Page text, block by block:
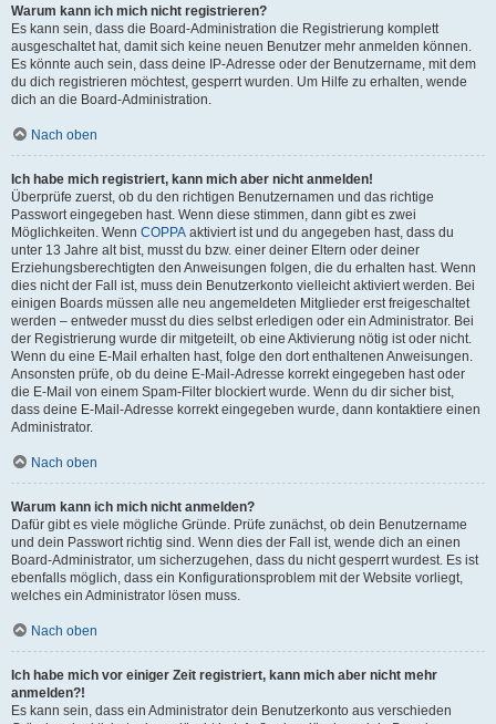
Warum kann ich mich nicht registrieren?
Es kann sein, dass die Board-Administration die Registrierung komplett
ausgeschaltet hat, damit sich keine neuen Benutzer mehr anmelden können.
Es könnte auch sein, dass deine IP-Adresse oder der Benutzername, mit dem
du dich registrieren möchtest, gesperrt wurden. Um Hilfe zu erhalten, wende
dich an die Board-Administration.
Nach oben
Ich habe mich registriert, kann mich aber nicht anmelden!
Überprüfe zuerst, ob du den richtigen Benutzernamen und das richtige
Passwort eingegeben hast. Wenn diese stimmen, dann gibt es zwei
Möglichkeiten. Wenn COPPA aktiviert ist und du angegeben hast, dass du
unter 13 Jahre alt bist, musst du bzw. einer deiner Eltern oder deiner
Erziehungsberechtigten den Anweisungen folgen, die du erhalten hast. Wenn
dies nicht der Fall ist, muss dein Benutzerkonto vielleicht aktiviert werden. Bei
einigen Boards müssen alle neu angemeldeten Mitglieder erst freigeschaltet
werden – entweder musst du dies selbst erledigen oder ein Administrator. Bei
der Registrierung wurde dir mitgeteilt, ob eine Aktivierung nötig ist oder nicht.
Wenn du eine E-Mail erhalten hast, folge den dort enthaltenen Anweisungen.
Ansonsten prüfe, ob du deine E-Mail-Adresse korrekt eingegeben hast oder
die E-Mail von einem Spam-Filter blockiert wurde. Wenn du dir sicher bist,
dass deine E-Mail-Adresse korrekt eingegeben wurde, dann kontaktiere einen
Administrator.
Nach oben
Warum kann ich mich nicht anmelden?
Dafür gibt es viele mögliche Gründe. Prüfe zunächst, ob dein Benutzername
und dein Passwort richtig sind. Wenn dies der Fall ist, wende dich an einen
Board-Administrator, um sicherzugehen, dass du nicht gesperrt wurdest. Es ist
ebenfalls möglich, dass ein Konfigurationsproblem mit der Website vorliegt,
welches ein Administrator lösen muss.
Nach oben
Ich habe mich vor einiger Zeit registriert, kann mich aber nicht mehr
anmelden?!
Es kann sein, dass ein Administrator dein Benutzerkonto aus verschieden